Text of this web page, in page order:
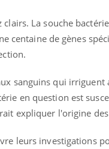
La souche
centaine de gènes
sanguins qui irriguent
en question est
expliquer l'origine
leurs investigations